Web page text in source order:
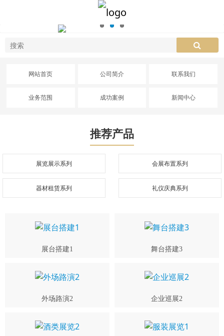
网站首页 公司简介 联系我们
业务范围 成功案例 新闻中心
推荐产品
展览展示系列 会展布置系列
器材租赁系列 礼仪庆典系列
展台搭建1 舞台搭建3
外场路演2 企业巡展2